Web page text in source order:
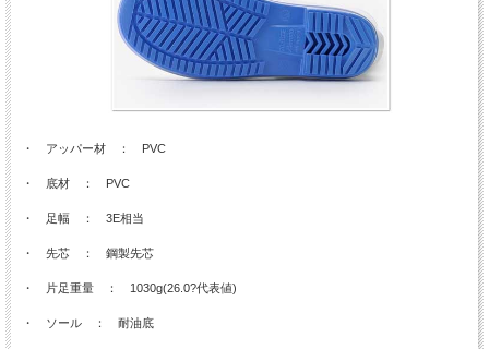
・ アッパー材 ： PVC
・ 底材 ： PVC
・ 足幅 ： 3E相当
・ 先芯 ： 鋼製先芯
・ 片足重量 ： 1030g(26.0?代表値)
・ ソール ： 耐油底